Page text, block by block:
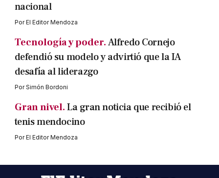
nacional
PorEl Editor Mendoza
Tecnología y poder.Alfredo Cornejo
defendió su modelo y advirtió que la IA
desafía al liderazgo
PorSimón Bordoni
Gran nivel.La gran noticia que recibió el
tenis mendocino
PorEl Editor Mendoza